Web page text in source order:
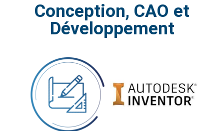
Conception, CAO et
Développement